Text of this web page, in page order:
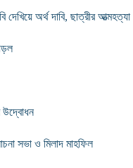
অর্থ দাবি, ছাত্রীর আত্মহত্যা
উদ্বোধন
সভা ও মিলাদ মাহফিল